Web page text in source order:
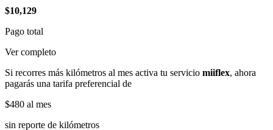
$10,129
Pago total
Ver completo
Si recorres más kilómetros al mes activa tu servicio miiflex, ahora
pagarás una tarifa preferencial de
$480 al mes
sin reporte de kilómetros